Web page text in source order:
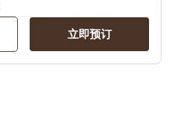
立即预订